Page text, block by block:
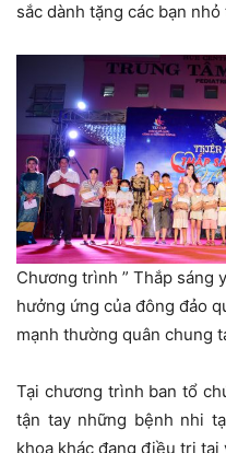
sắc dành tặng các bạn
Chương trình ” Thắp sáng
hưởng ứng của đông đảo
mạnh thường quân chung
Tại chương trình ban tổ
tận tay những bệnh nhi
khoa khác đang điều trị tại